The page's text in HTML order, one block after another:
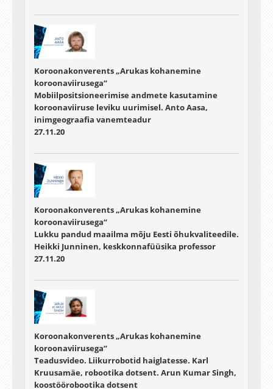
Koroonakonverents „Arukas kohanemine
koroonaviirusega“
Mobiilpositsioneerimise andmete kasutamine
koroonaviiruse leviku uurimisel. Anto Aasa,
inimgeograafia vanemteadur
27.11.20
Koroonakonverents „Arukas kohanemine
koroonaviirusega“
Lukku pandud maailma mõju Eesti õhukvaliteedile.
Heikki Junninen, keskkonnafüüsika professor
27.11.20
Koroonakonverents „Arukas kohanemine
koroonaviirusega“
Teadusvideo. Liikurrobotid haiglatesse. Karl
Kruusamäe, robootika dotsent. Arun Kumar Singh,
koostöörobootika dotsent